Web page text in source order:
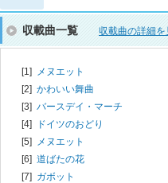
収載曲一覧 収載曲の詳細を
[1] メヌエット
[2] かわいい舞曲
[3] バースデイ・マーチ
[4]
ドイツのおどり
[5] メヌエット
[6] 道ばたの花
[7] ガボット